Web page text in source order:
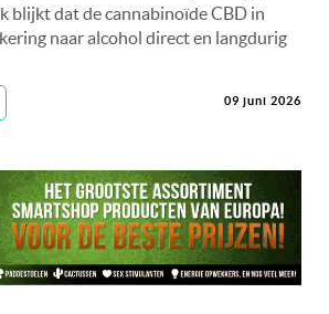
blijkt dat de cannabinoïde CBD in
naar alcohol direct en langdurig
09 juni 2026